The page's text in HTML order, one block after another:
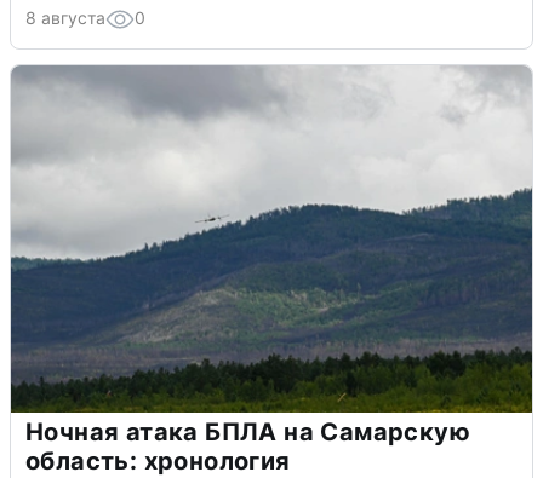
8 августа 0
Ночная атака БПЛА на Самарскую
область: хронология